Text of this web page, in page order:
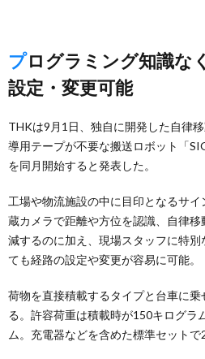
プログラミング知識なくても容易に経路
設定・変更可能
THKは9月1日、独自に開発した自律
導用テープが不要な搬送ロボット「
を同月開始すると発表した。
工場や物流施設の中に目印となるサ
蔵カメラで距離や方位を認識、自律
減するのに加え、現場スタッフに特別
ても経路の設定や変更が容易に可能。
荷物を直接積載するタイプと台車に
る。許容荷重は積載時が150キログラ
ム。充電器などを含めた標準セットで